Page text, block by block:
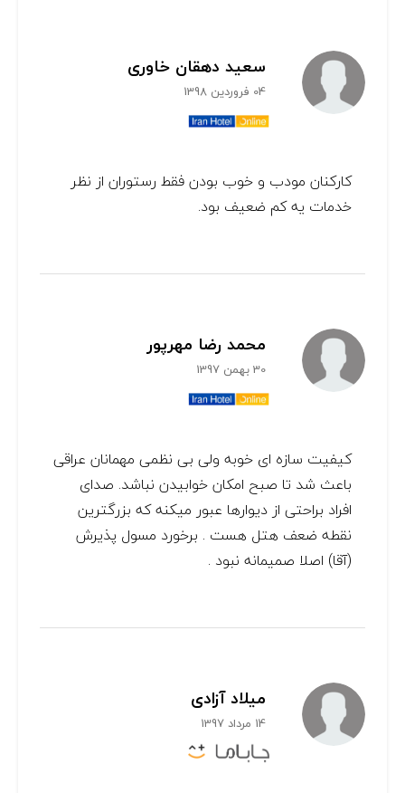
سعید دهقان خاوری
04 فروردین 1398
کارکنان مودب و خوب بودن فقط رستوران از نظر
خدمات یه کم ضعیف بود.
محمد رضا مهرپور
30 بهمن 1397
کیفیت سازه ای خوبه ولی بی نظمی مهمانان عراقی
باعث شد تا صبح امکان خوابیدن نباشد. صدای
افراد براحتی از دیوارها عبور میکنه که بزرگترین
نقطه ضعف هتل هست . برخورد مسول پذیرش
(آقا) اصلا صمیمانه نبود .
میلاد آزادی
14 مرداد 1397